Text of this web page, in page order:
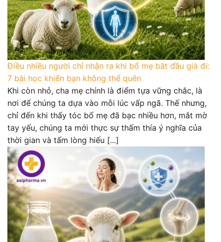
Điều nhiều người chỉ nhận ra khi bố mẹ bắt đầu già đi:
7 bài học khiến bạn không thể quên
Khi còn nhỏ, cha mẹ chính là điểm tựa vững chắc, là
nơi để chúng ta dựa vào mỗi lúc vấp ngã. Thế nhưng,
chỉ đến khi thấy tóc bố mẹ đã bạc nhiều hơn, mắt mờ
tay yếu, chúng ta mới thực sự thấm thía ý nghĩa của
thời gian và tấm lòng hiếu [...]